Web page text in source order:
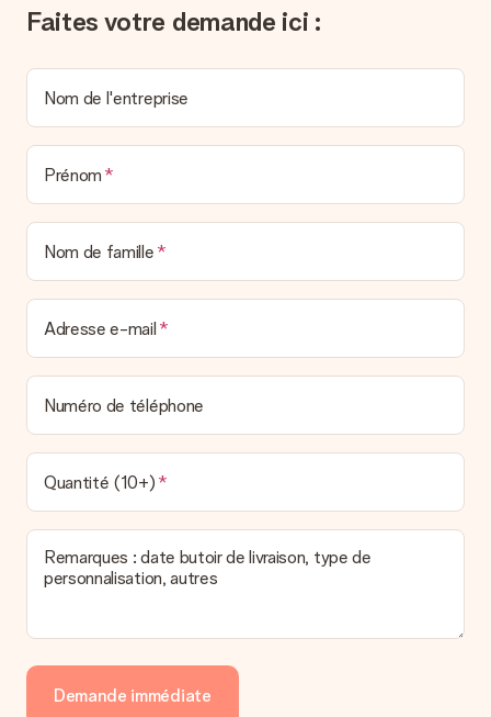
envoyer directement le cadeau à l’heureux destinataire, pour
Faites votre demande ici :
Nom de l'entreprise
Prénom
Nom de famille
Adresse e-mail
Numéro de téléphone
Quantité (10+)
Remarques : date butoir de livraison, type de
personnalisation, autres
Demande immédiate